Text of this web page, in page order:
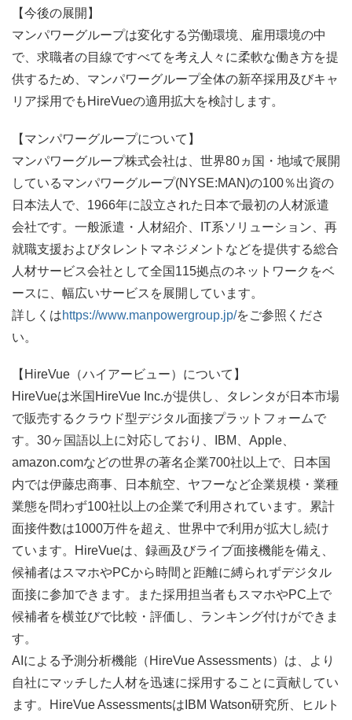
【今後の展開】
マンパワーグループは変化する労働環境、雇用環境の中
で、求職者の目線ですべてを考え人々に柔軟な働き方を提
供するため、マンパワーグループ全体の新卒採用及びキャ
リア採用でもHireVueの適用拡大を検討します。
【マンパワーグループについて】
マンパワーグループ株式会社は、世界80ヵ国・地域で展開
しているマンパワーグループ(NYSE:MAN)の100％出資の
日本法人で、1966年に設立された日本で最初の人材派遣
会社です。一般派遣・人材紹介、IT系ソリューション、再
就職支援およびタレントマネジメントなどを提供する総合
人材サービス会社として全国115拠点のネットワークをベ
ースに、幅広いサービスを展開しています。
詳しくはhttps://www.manpowergroup.jp/をご参照くださ
い。
【HireVue（ハイアービュー）について】
HireVueは米国HireVue Inc.が提供し、タレンタが日本市場
で販売するクラウド型デジタル面接プラットフォームで
す。30ヶ国語以上に対応しており、IBM、Apple、
amazon.comなどの世界の著名企業700社以上で、日本国
内では伊藤忠商事、日本航空、ヤフーなど企業規模・業種
業態を問わず100社以上の企業で利用されています。累計
面接件数は1000万件を超え、世界中で利用が拡大し続け
ています。HireVueは、録画及びライブ面接機能を備え、
候補者はスマホやPCから時間と距離に縛られずデジタル
面接に参加できます。また採用担当者もスマホやPC上で
候補者を横並びで比較・評価し、ランキング付けができま
す。
AIによる予測分析機能（HireVue Assessments）は、より
自社にマッチした人材を迅速に採用することに貢献してい
ます。HireVue AssessmentsはIBM Watson研究所、ヒルト